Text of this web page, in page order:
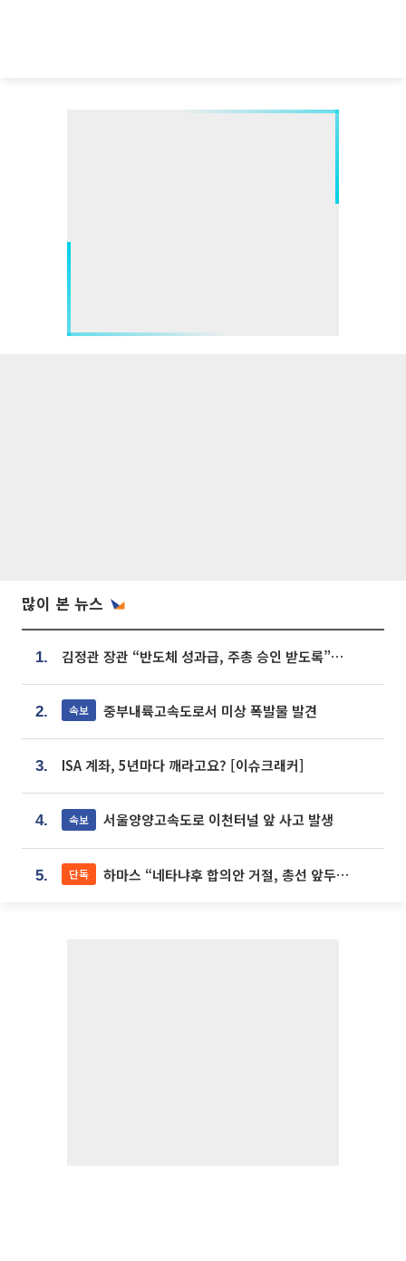
많이 본 뉴스
1. 김정관 장관 “반도체 성과급, 주총 승인 받도록”…상법·자본시장법 개정 시사
2. 속보 중부내륙고속도로서 미상 폭발물 발견
3. ISA 계좌, 5년마다 깨라고요? [이슈크래커]
4. 속보 서울양양고속도로 이천터널 앞 사고 발생
5. 단독 하마스 “네타냐후 합의안 거절, 총선 앞두고 시간 끌기”